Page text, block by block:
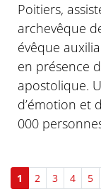
Poitiers,
archevêque
évêque
en présence
apostolique.
d’émotion et
000
1 2 3 4 5